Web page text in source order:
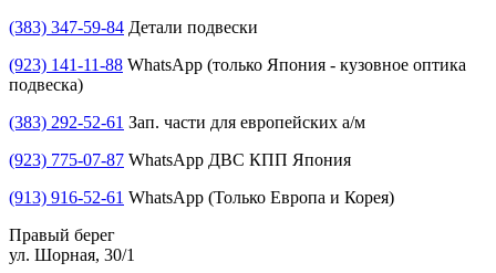
(383) 347-59-84 Детали подвески
(923) 141-11-88 WhatsApp (только Япония - кузовное оптика
подвеска)
(383) 292-52-61 Зап. части для европейских а/м
(923) 775-07-87 WhatsApp ДВС КПП Япония
(913) 916-52-61 WhatsApp (Только Европа и Корея)
Правый берег
ул. Шорная, 30/1